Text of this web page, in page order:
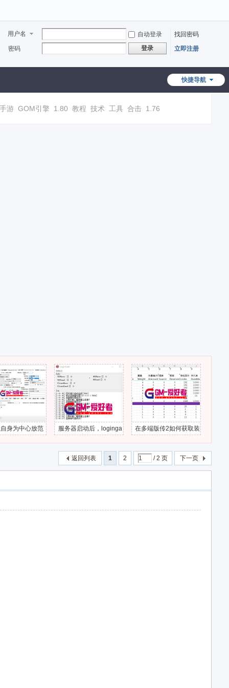
用户名 自动登录
找回密码
密码
登录 立即注册
快捷导航
游 GOM引擎 1.80 教程 技术 工具 合击 1.76
心放范
服务器启动后，loginga
te一直心跳中断
在多端版传2如何获取装
备的属性？
君临复古冰
上线/小腿后在
地图出不去
1 2 / 2 页 下一页
返回列表